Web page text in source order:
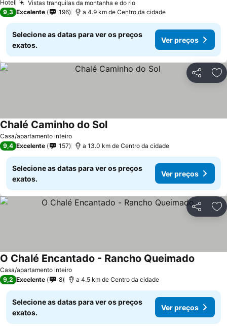
Hotel Vistas tranquilas da montanha e do rio
9,3 Excelente 196 a 4.9 km de Centro da cidade
Selecione as datas para ver os preços
exatos.
Ver preços
Partilhar
Casa/apartamento inteiro
Chalé Caminho do Sol
9,4 Excelente 157 a 13.0 km de Centro da cidade
Selecione as datas para ver os preços
exatos.
Ver preços
Partilhar
Casa/apartamento inteiro
O Chalé Encantado - Rancho Queimado
9,2 Excelente 8 a 4.5 km de Centro da cidade
Selecione as datas para ver os preços
exatos.
Ver preços